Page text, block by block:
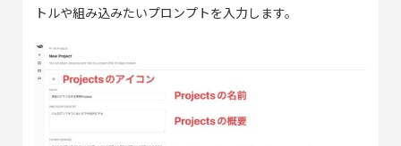
トルや組み込みたいプロンプトを入力します。